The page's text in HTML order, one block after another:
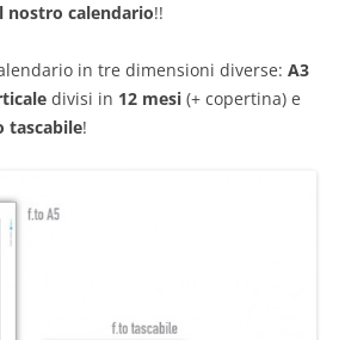
nostro calendario!!
in tre dimensioni diverse: A3
divisi in 12 mesi (+ copertina) e
tascabile!